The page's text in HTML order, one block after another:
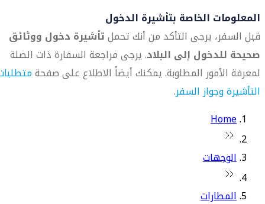
المعلومات الخاصة بتأشيرة الدخول
قبل السفر، يرجى التأكد من أنك تحملتأشيرة دخول ووثائق
صحيحة للدخول إلى البلاد. يرجى مراجعة السفارة ذات الصلة
لمعرفة الأمور المطلوبة. يمكنك أيضاً الاطلاع على صفحة
التأشيرة وجواز السفر.
Home
الوجهات
المطارات